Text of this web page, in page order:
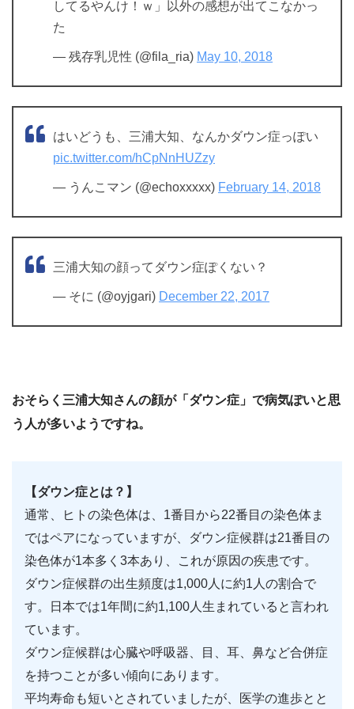
してるやんけ！ｗ」以外の感想が出てこなかっ
た
— 残存乳児性 (@fila_ria) May 10, 2018
はいどうも、三浦大知、なんかダウン症っぽい
pic.twitter.com/hCpNnHUZzy
— うんこマン (@echoxxxxx) February 14, 2018
三浦大知の顔ってダウン症ぽくない？
— そに (@oyjgari) December 22, 2017
おそらく三浦大知さんの顔が「ダウン症」で病気ぽいと思
う人が多いようですね。
【ダウン症とは？】
通常、ヒトの染色体は、1番目から22番目の染色体ま
ではペアになっていますが、ダウン症候群は21番目の
染色体が1本多く3本あり、これが原因の疾患です。
ダウン症候群の出生頻度は1,000人に約1人の割合で
す。日本では1年間に約1,100人生まれていると言われ
ています。
ダウン症候群は心臓や呼吸器、目、耳、鼻など合併症
を持つことが多い傾向にあります。
平均寿命も短いとされていましたが、医学の進歩とと